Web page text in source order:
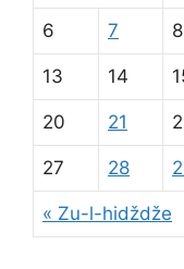
« Zu-l-hidždže
6 7 8
13 14
20 21
27 28